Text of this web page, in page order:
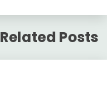
Related Posts